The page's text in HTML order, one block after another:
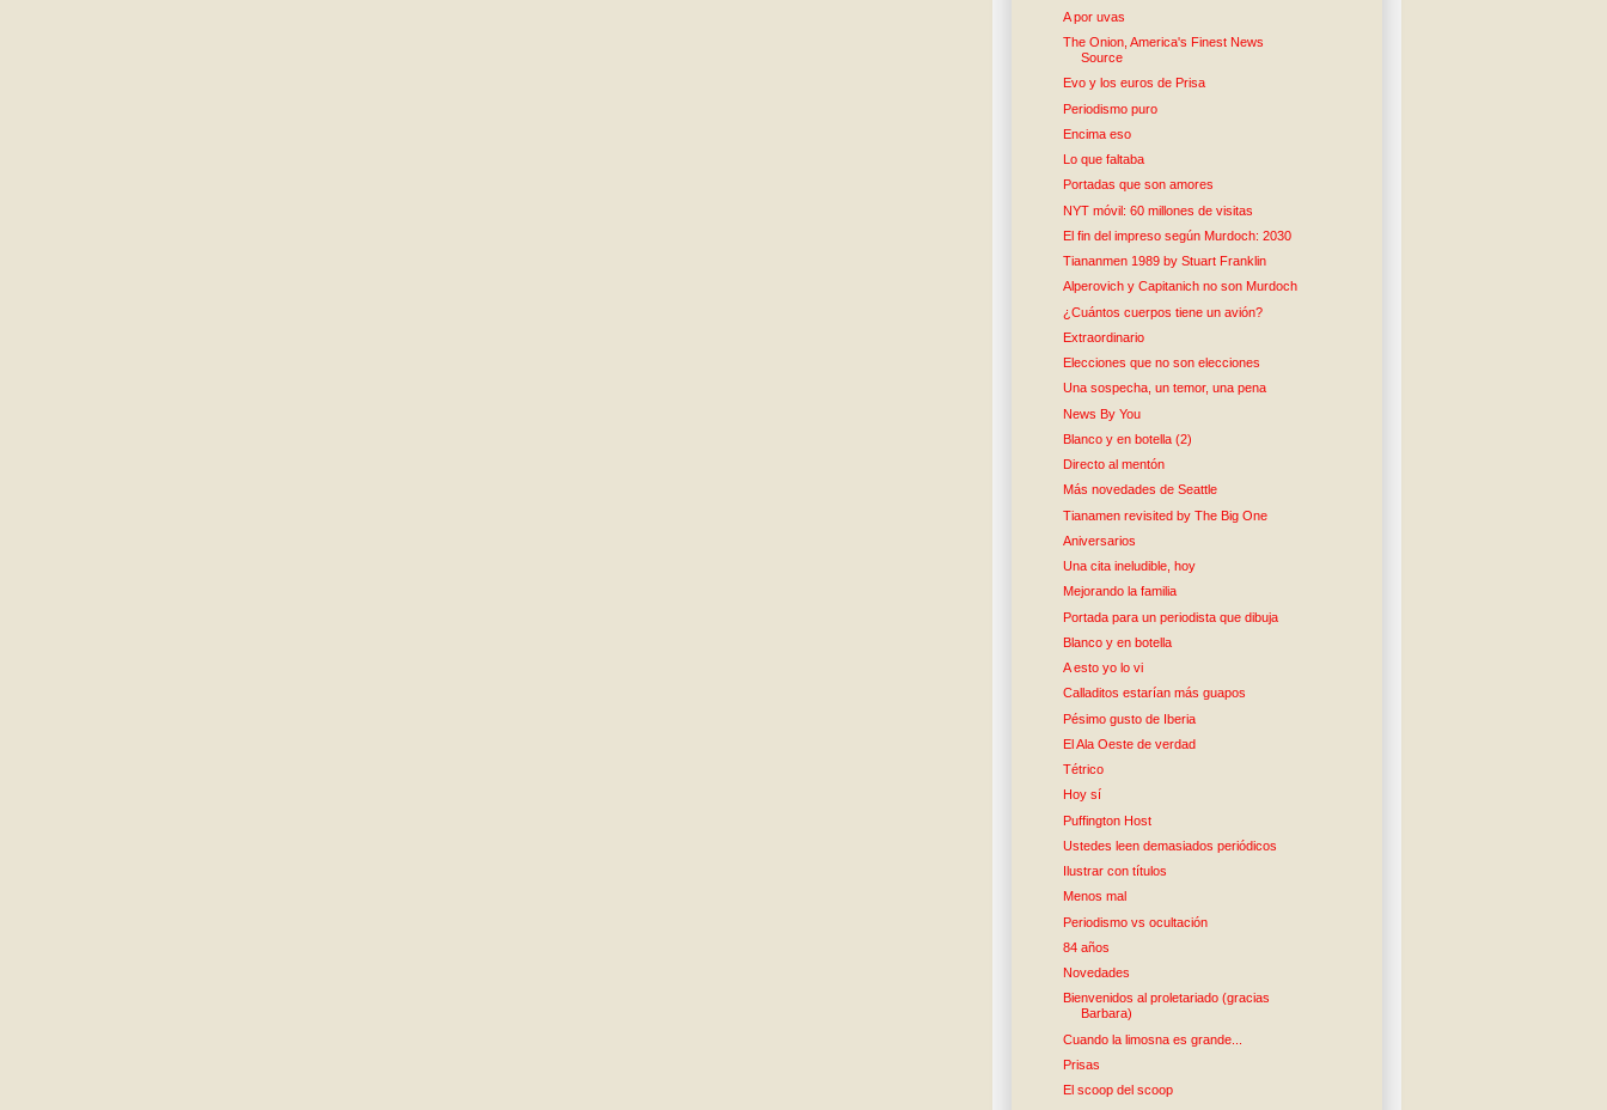
A por uvas
The Onion, America's Finest News
Source
Evo y los euros de Prisa
Periodismo puro
Encima eso
Lo que faltaba
Portadas que son amores
NYT móvil: 60 millones de visitas
El fin del impreso según Murdoch: 2030
Tiananmen 1989 by Stuart Franklin
Alperovich y Capitanich no son Murdoch
¿Cuántos cuerpos tiene un avión?
Extraordinario
Elecciones que no son elecciones
Una sospecha, un temor, una pena
News By You
Blanco y en botella (2)
Directo al mentón
Más novedades de Seattle
Tianamen revisited by The Big One
Aniversarios
Una cita ineludible, hoy
Mejorando la familia
Portada para un periodista que dibuja
Blanco y en botella
A esto yo lo vi
Calladitos estarían más guapos
Pésimo gusto de Iberia
El Ala Oeste de verdad
Tétrico
Hoy sí
Puffington Host
Ustedes leen demasiados periódicos
Ilustrar con títulos
Menos mal
Periodismo vs ocultación
84 años
Novedades
Bienvenidos al proletariado (gracias
Barbara)
Cuando la limosna es grande...
Prisas
El scoop del scoop